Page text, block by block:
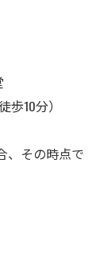
10分）
、その時点で